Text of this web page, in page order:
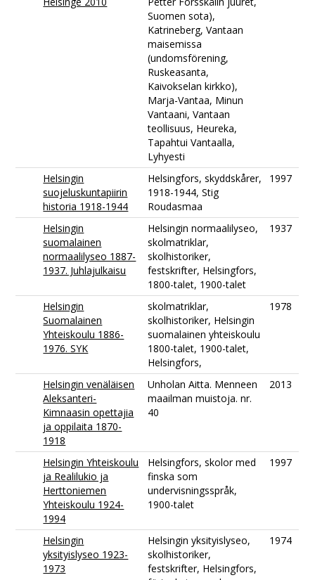
Suomen sota),
Katrineberg, Vantaan
maisemissa
(undomsförening,
Ruskeasanta,
Kaivokselan kirkko),
Marja-Vantaa, Minun
Vantaani, Vantaan
teollisuus, Heureka,
Tapahtui Vantaalla,
Lyhyesti
Helsingin
suojeluskuntapiirin
historia 1918-1944
Helsingfors, skyddskårer,
1918-1944, Stig
Roudasmaa
1997
Helsingin
suomalainen
normaalilyseo 1887-
1937. Juhlajulkaisu
Helsingin normaalilyseo,
skolmatriklar,
skolhistoriker,
festskrifter, Helsingfors,
1800-talet, 1900-talet
1937
Helsingin
Suomalainen
Yhteiskoulu 1886-
1976. SYK
skolmatriklar,
skolhistoriker, Helsingin
suomalainen yhteiskoulu
1800-talet, 1900-talet,
Helsingfors,
1978
Helsingin venäläisen
Aleksanteri-
Kimnaasin opettajia
ja oppilaita 1870-
1918
Unholan Aitta. Menneen
maailman muistoja. nr.
40
2013
Helsingin Yhteiskoulu
ja Realilukio ja
Herttoniemen
Yhteiskoulu 1924-
1994
Helsingfors, skolor med
finska som
undervisningsspråk,
1900-talet
1997
Helsingin
yksityislyseo 1923-
1973
Helsingin yksityislyseo,
skolhistoriker,
festskrifter, Helsingfors,
1974